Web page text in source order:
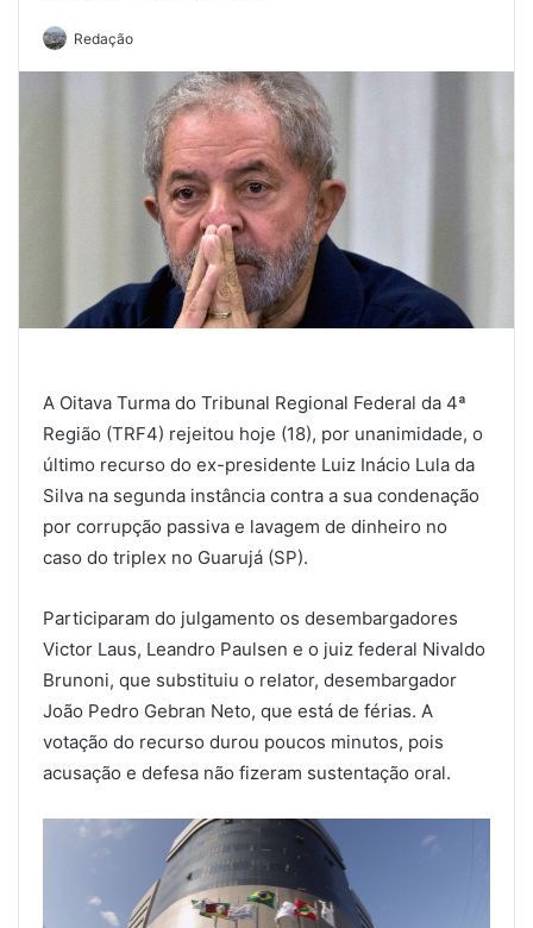
Redação
A Oitava Turma do Tribunal Regional Federal da 4ª
Região (TRF4) rejeitou hoje (18), por unanimidade, o
último recurso do ex-presidente Luiz Inácio Lula da
Silva na segunda instância contra a sua condenação
por corrupção passiva e lavagem de dinheiro no
caso do triplex no Guarujá (SP).
Participaram do julgamento os desembargadores
Victor Laus, Leandro Paulsen e o juiz federal Nivaldo
Brunoni, que substituiu o relator, desembargador
João Pedro Gebran Neto, que está de férias. A
votação do recurso durou poucos minutos, pois
acusação e defesa não fizeram sustentação oral.